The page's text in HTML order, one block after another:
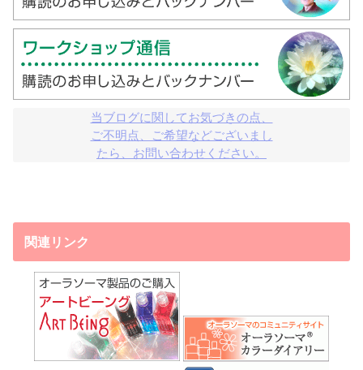
当ブログに関してお気づきの点、
ご不明点、ご希望などございまし
たら、お問い合わせください。
関連リンク